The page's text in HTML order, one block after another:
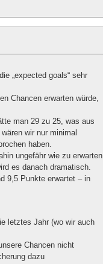
„expected goals“ sehr
Chancen erwarten würde,
man 29 zu 25, was aus
wir nur minimal
haben.
ungefähr wie zu erwarten
es danach dramatisch.
9,5 Punkte erwartet – in
letztes Jahr (wo wir auch
Chancen nicht
dazu